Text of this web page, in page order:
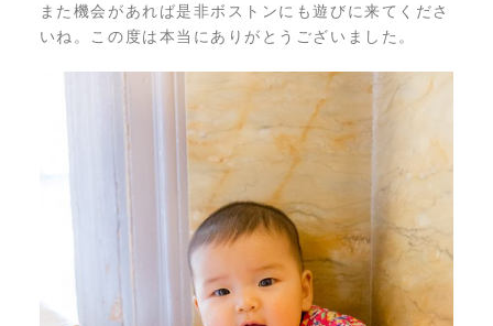
また機会があれば是非ボストンにも遊びに来てくださ
いね。この度は本当にありがとうございました。